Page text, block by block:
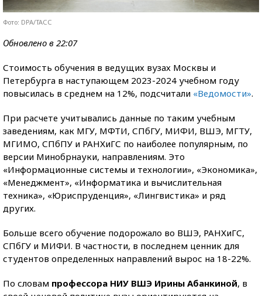
Фото: DPA/ТАСС
Обновлено в 22:07
Стоимость обучения в ведущих вузах Москвы и
Петербурга в наступающем 2023-2024 учебном году
повысилась в среднем на 12%, подсчитали «Ведомости».
При расчете учитывались данные по таким учебным
заведениям, как МГУ, МФТИ, СПбГУ, МИФИ, ВШЭ, МГТУ,
МГИМО, СПбПУ и РАНХиГС по наиболее популярным, по
версии Минобрнауки, направлениям. Это
«Информационные системы и технологии», «Экономика»,
«Менеджмент», «Информатика и вычислительная
техника», «Юриспруденция», «Лингвистика» и ряд
других.
Больше всего обучение подорожало во ВШЭ, РАНХиГС,
СПбГУ и МИФИ. В частности, в последнем ценник для
студентов определенных направлений вырос на 18-22%.
По словам профессора НИУ ВШЭ Ирины Абанкиной, в